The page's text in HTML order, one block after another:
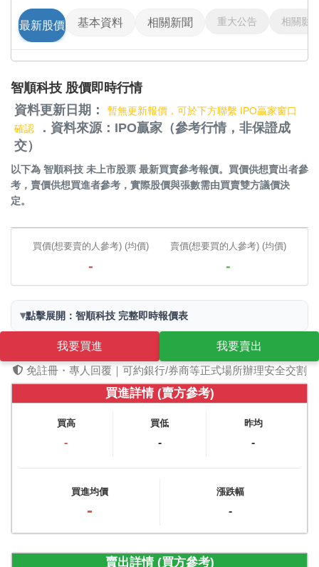
最新股價 基本資料 相關新聞 重大公告 相關影
智順科技 股價即時行情
資料更新日期：
暫無更新報價，可於下方聯繫 IPO贏家窗口
確認
．資料來源：IPO贏家（參考行情，非保證成
交）
以下為 智順科技 未上市股票 最新買賣參考報價。買價供想賣出者參
考，賣價供想買進者參考，實際股價與張數需由買賣雙方議價決
定。
買價(想要賣的人參考) (均價)
-
賣價(想要買的人參考) (均價)
-
▾點擊展開：智順科技 完整即時報價表
我要買進
我要賣出
免註冊・專人回覆｜可約銀行/券商等正式場所辦理安全交割
買進詳情 (賣方參考)
買高
-
買低
-
昨均
-
買進均價
-
漲跌幅
-
賣出詳情 (買方參考)